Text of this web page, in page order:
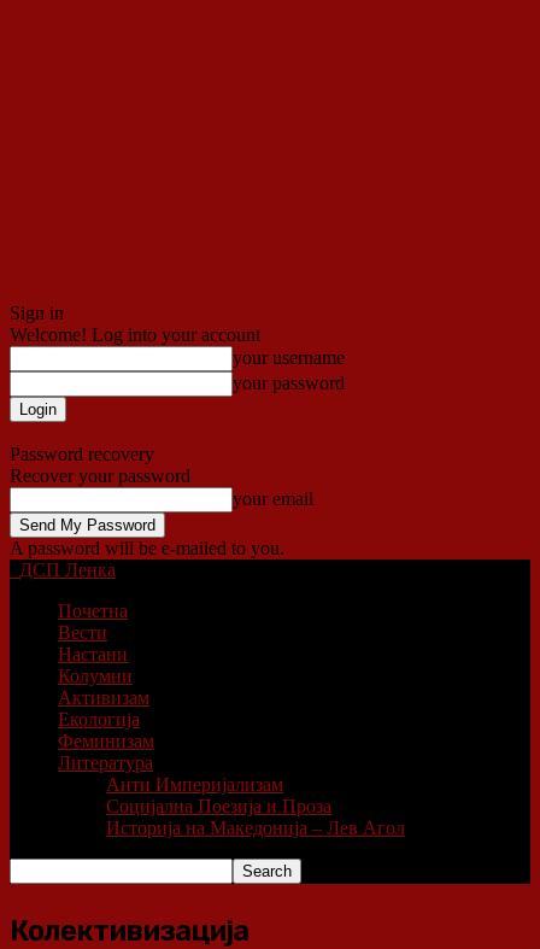
Sign in
Welcome! Log into your account
your username
your password
Password recovery
Recover your password
your email
A password will be e-mailed to you.
ДСП Ленка
Почетна
Вести
Настани
Колумни
Активизам
Екологија
Феминизам
Литература
Анти Империјализам
Социјална Поезија и Проза
Историја на Македонија – Лев Агол
Колективизација